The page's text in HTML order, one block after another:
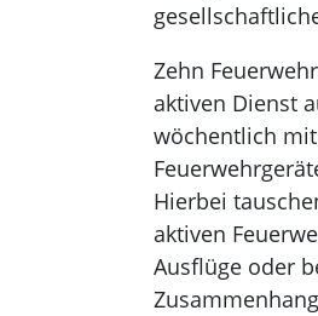
Zehn
aktiven Dienst
wöchentlich
Hierbei
aktiven
Ausflüge oder